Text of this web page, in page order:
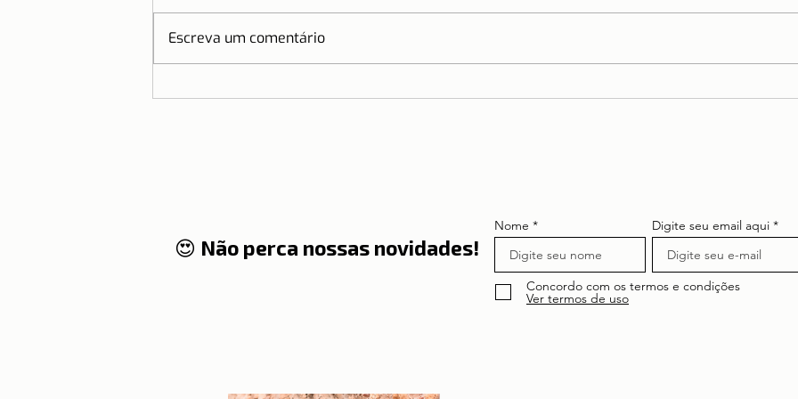
PORTUGAL | População
Escreva um comentário
😍 Não perca nossas novidades!
Nome
Digite seu email aqui
Concordo com os termos e condições
Ver termos de uso